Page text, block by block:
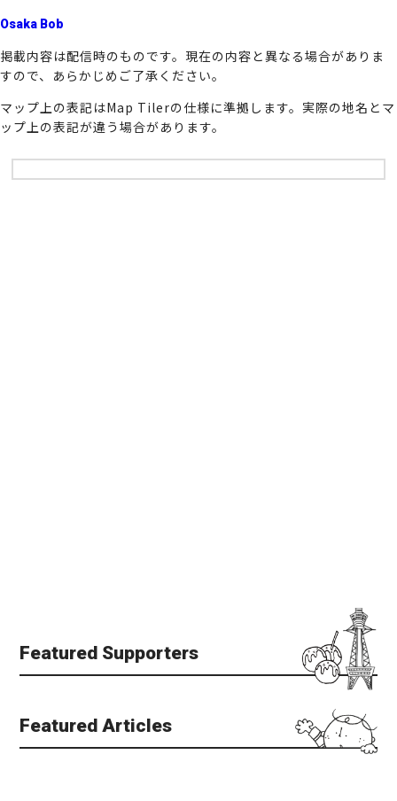
Osaka Bob
掲載内容は配信時のものです。現在の内容と異なる場合がありま
すので、あらかじめご了承ください。
マップ上の表記はMap Tilerの仕様に準拠します。実際の地名とマ
ップ上の表記が違う場合があります。
Featured Supporters
Featured Articles